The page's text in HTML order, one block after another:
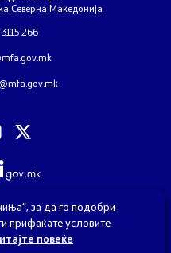
Северна Македонија
266
за да го подобри
прифаќате условите
повеќе